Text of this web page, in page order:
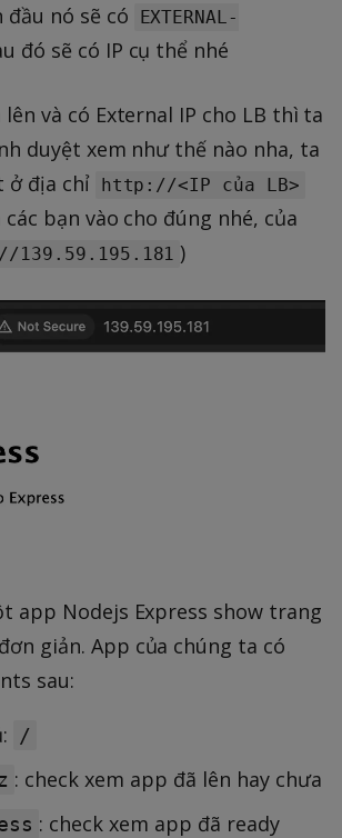
đầu nó sẽ có
EXTERNAL-
đó sẽ có IP cụ thể nhé
và có External IP cho LB thì ta
duyệt xem như thế nào nha, ta
ở địa chỉ
http://<IP của LB>
các bạn vào cho đúng nhé, của
)
app Nodejs Express show trang
giản. App của chúng ta có
sau:
/
: check xem app đã lên hay chưa
: check xem app đã ready